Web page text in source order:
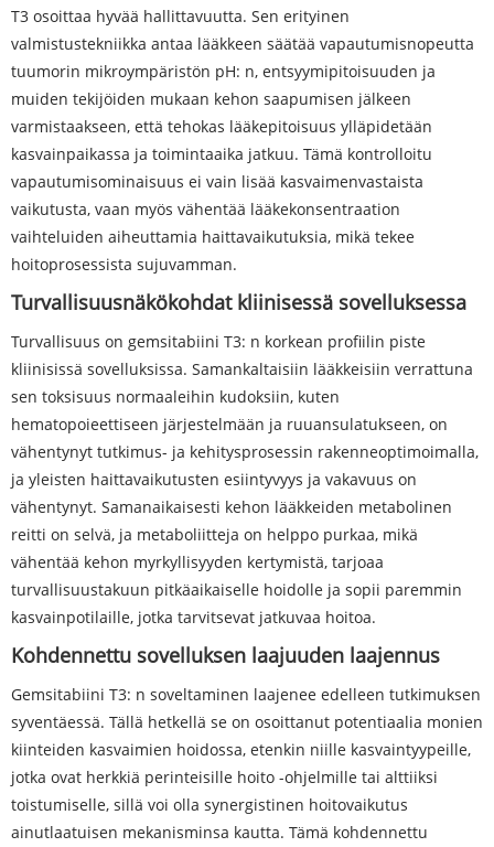
T3 osoittaa hyvää hallittavuutta. Sen erityinen
valmistustekniikka antaa lääkkeen säätää vapautumisnopeutta
tuumorin mikroympäristön pH: n, entsyymipitoisuuden ja
muiden tekijöiden mukaan kehon saapumisen jälkeen
varmistaakseen, että tehokas lääkepitoisuus ylläpidetään
kasvainpaikassa ja toimintaaika jatkuu. Tämä kontrolloitu
vapautumisominaisuus ei vain lisää kasvaimenvastaista
vaikutusta, vaan myös vähentää lääkekonsentraation
vaihteluiden aiheuttamia haittavaikutuksia, mikä tekee
hoitoprosessista sujuvamman.
Turvallisuusnäkökohdat kliinisessä sovelluksessa
Turvallisuus on gemsitabiini T3: n korkean profiilin piste
kliinisissä sovelluksissa. Samankaltaisiin lääkkeisiin verrattuna
sen toksisuus normaaleihin kudoksiin, kuten
hematopoieettiseen järjestelmään ja ruuansulatukseen, on
vähentynyt tutkimus- ja kehitysprosessin rakenneoptimoimalla,
ja yleisten haittavaikutusten esiintyvyys ja vakavuus on
vähentynyt. Samanaikaisesti kehon lääkkeiden metabolinen
reitti on selvä, ja metaboliitteja on helppo purkaa, mikä
vähentää kehon myrkyllisyyden kertymistä, tarjoaa
turvallisuustakuun pitkäaikaiselle hoidolle ja sopii paremmin
kasvainpotilaille, jotka tarvitsevat jatkuvaa hoitoa.
Kohdennettu sovelluksen laajuuden laajennus
Gemsitabiini T3: n soveltaminen laajenee edelleen tutkimuksen
syventäessä. Tällä hetkellä se on osoittanut potentiaalia monien
kiinteiden kasvaimien hoidossa, etenkin niille kasvaintyypeille,
jotka ovat herkkiä perinteisille hoito -ohjelmille tai alttiiksi
toistumiselle, sillä voi olla synergistinen hoitovaikutus
ainutlaatuisen mekanisminsa kautta. Tämä kohdennettu